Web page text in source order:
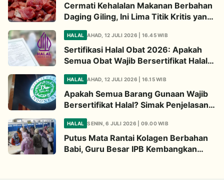
Cermati Kehalalan Makanan Berbahan
Daging Giling, Ini Lima Titik Kritis yang
Wajib Diperhatikan
HALAL AHAD, 12 JULI 2026 | 16.45 WIB
Sertifikasi Halal Obat 2026: Apakah
Semua Obat Wajib Bersertifikat Halal?
Begini Penjelasannya
HALAL AHAD, 12 JULI 2026 | 16.15 WIB
Apakah Semua Barang Gunaan Wajib
Bersertifikat Halal? Simak Penjelasan
Ini
HALAL SENIN, 6 JULI 2026 | 09.00 WIB
Putus Mata Rantai Kolagen Berbahan
Babi, Guru Besar IPB Kembangkan